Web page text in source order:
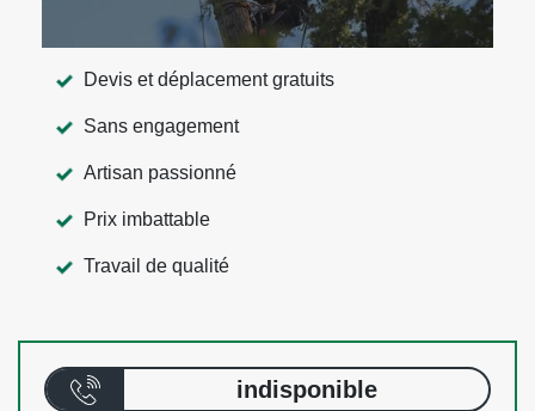
Devis et déplacement gratuits
Sans engagement
Artisan passionné
Prix imbattable
Travail de qualité
indisponible